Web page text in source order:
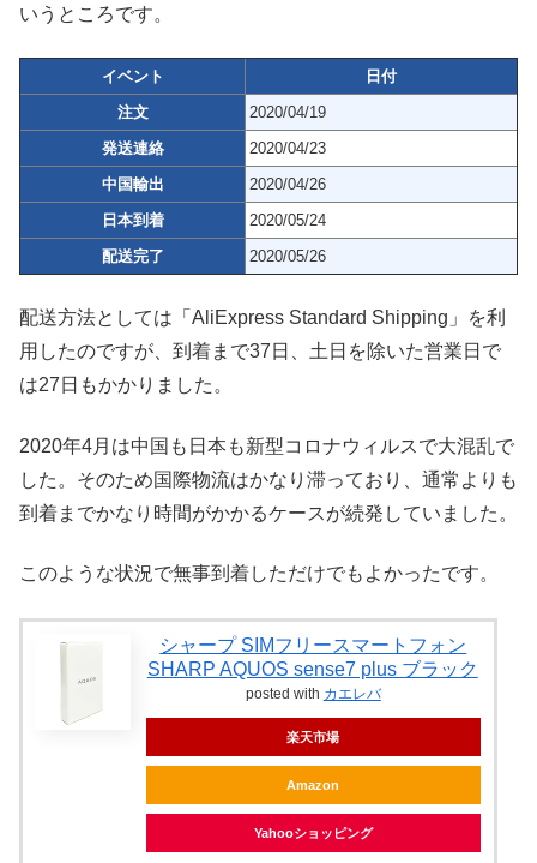
いうところです。
イベント
日付
注文
2020/04/19
発送連絡
2020/04/23
中国輸出
2020/04/26
日本到着
2020/05/24
配送完了
2020/05/26
配送方法としては「AliExpress Standard Shipping」を利
用したのですが、到着まで37日、土日を除いた営業日で
は27日もかかりました。
2020年4月は中国も日本も新型コロナウィルスで大混乱で
した。そのため国際物流はかなり滞っており、通常よりも
到着までかなり時間がかかるケースが続発していました。
このような状況で無事到着しただけでもよかったです。
シャープ SIMフリースマートフォン
SHARP AQUOS sense7 plus ブラック
posted with カエレバ
楽天市場
Amazon
Yahooショッピング